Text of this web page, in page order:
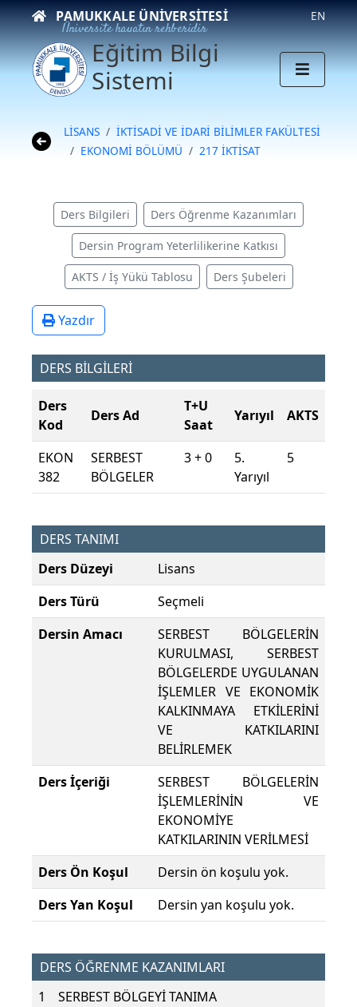
PAMUKKALE ÜNIVERSITESI
Üniversite hayatın rehberidir
EN
Eğitim Bilgi
Sistemi
LİSANS
İKTİSADİ VE İDARİ BİLİMLER FAKÜLTESİ
EKONOMİ BÖLÜMÜ
217 İKTİSAT
Ders Bilgileri Ders Öğrenme Kazanımları
Dersin Program Yeterlilikerine Katkısı
AKTS / İş Yükü Tablosu Ders Şubeleri
Yazdır
DERS BİLGİLERİ
Ders
Kod
Ders Ad
T+U
Saat
Yarıyıl AKTS
EKON
382
SERBEST
BÖLGELER
3 + 0
5.
Yarıyıl
5
DERS TANIMI
Ders Düzeyi
Lisans
Ders Türü
Seçmeli
Dersin Amacı
SERBEST BÖLGELERİN
KURULMASI, SERBEST
BÖLGELERDE UYGULANAN
İŞLEMLER VE EKONOMİK
KALKINMAYA ETKİLERİNİ
VE KATKILARINI
BELİRLEMEK
Ders İçeriği
SERBEST BÖLGELERİN
İŞLEMLERİNİN VE
EKONOMİYE
KATKILARININ VERİLMESİ
Ders Ön Koşul
Dersin ön koşulu yok.
Ders Yan Koşul
Dersin yan koşulu yok.
DERS ÖĞRENME KAZANIMLARI
1
SERBEST BÖLGEYİ TANIMA